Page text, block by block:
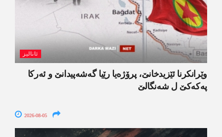
ئانالیز
وێرانکرنا ئێزیدخانێ، پرۆژەیا رێیا گەشەپیدانێ و ئەرکا
پەکەکێ ل شەنگالێ
2026-08-05